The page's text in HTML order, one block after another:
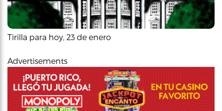
Tirilla para hoy, 23 de enero
Advertisements